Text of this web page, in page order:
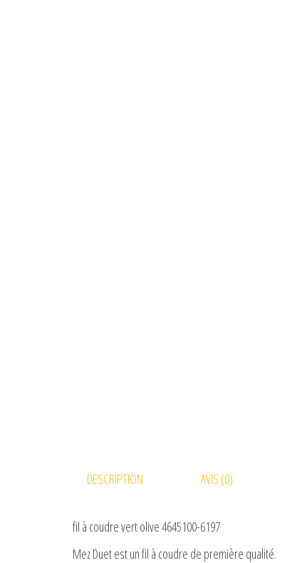
DESCRIPTION AVIS (0)
fil à coudre vert olive 4645100-6197
Mez Duet est un fil à coudre de première qualité.